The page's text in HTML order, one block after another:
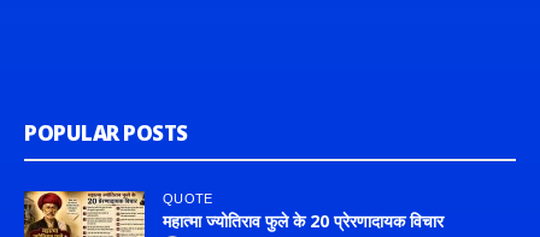
POPULAR POSTS
QUOTE
महात्मा ज्योतिराव फुले के 20 प्रेरणादायक विचार